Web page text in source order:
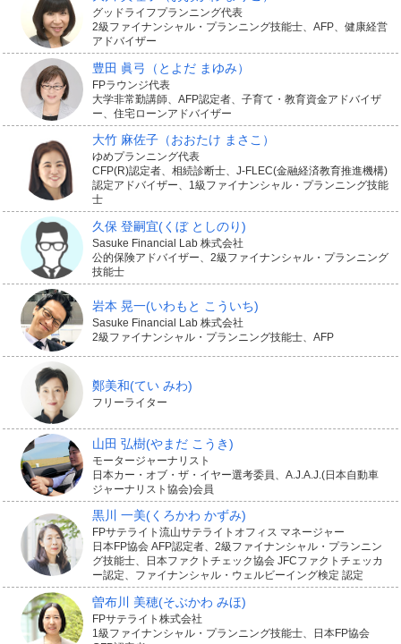
えていることがうかがえます。
公的年金だけに頼らず、自分自身で資産を積み上げる手
段として、変額保険やドル建て保険はどのように役立つ
のでしょうか。
変額保険の活用法
有期型の変額保険イメージ
変額保険を老後資金に活かすなら、満期保険金を受け取
グッドライフプランニング代表
2級ファイナンシャル・プランニング技能士、AFP、健康経営
アドバイザー
豊田 眞弓 （とよだ まゆみ）
FPラウンジ代表
大学非常勤講師、AFP認定者、子育て・教育資金アドバイザ
ー、住宅ローンアドバイザー
大竹 麻佐子 （おおたけ まさこ）
ゆめプランニング代表
CFP(R)認定者、相続診断士、J-FLEC(金融経済教育推進機構)
認定アドバイザー、1級ファイナンシャル・プランニング技能
士
久保 登嗣宜(くぼ としのり)
Sasuke Financial Lab 株式会社
公的保険アドバイザー、2級ファイナンシャル・プランニング
技能士
岩本 晃一(いわもと こういち)
Sasuke Financial Lab 株式会社
2級ファイナンシャル・プランニング技能士、AFP
鄭美和(てい みわ)
フリーライター
山田 弘樹(やまだ こうき)
モータージャーナリスト
日本カー・オブ・ザ・イヤー選考委員、A.J.A.J.(日本自動車
ジャーナリスト協会)会員
黒川 一美(くろかわ かずみ)
FPサテライト流山サテライトオフィス マネージャー
日本FP協会 AFP認定者、2級ファイナンシャル・プランニン
グ技能士、日本ファクトチェック協会 JFCファクトチェッカ
ー認定、ファイナンシャル・ウェルビーイング検定 認定
曽布川 美穂(そぶかわ みほ)
FPサテライト株式会社
1級ファイナンシャル・プランニング技能士、日本FP協会